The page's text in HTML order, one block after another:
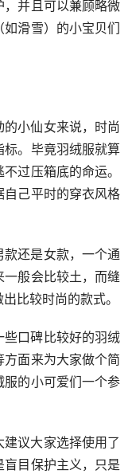
并且可以兼顾略微
滑雪）的小宝贝们
小仙女来说，时尚
标。毕竟羽绒服就算
过压箱底的命运。
己平时的穿衣风格
款还是女款，一个通
般会比较土，而缝
比较时尚的款式。
口碑比较好的羽绒
面来为大家做个简
的小可爱们一个参
议大家选择使用了
目保护主义，只是